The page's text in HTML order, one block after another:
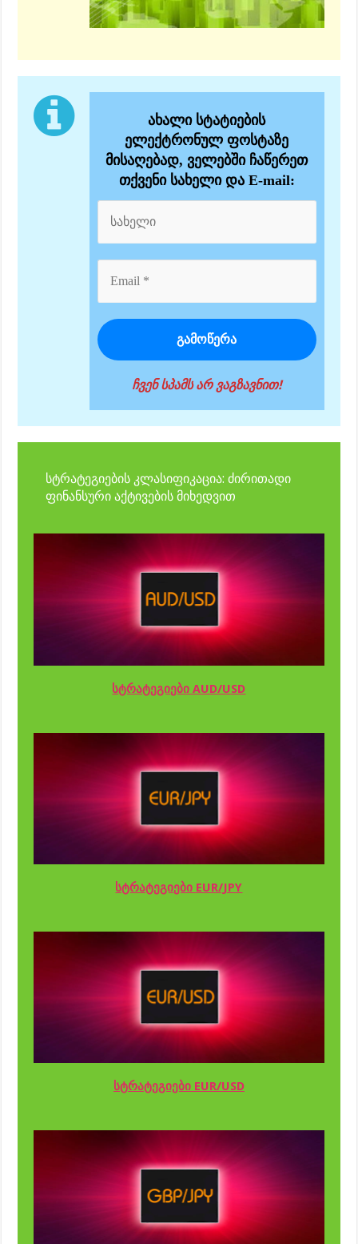
ახალი სტატიების
ელექტრონულ ფოსტაზე
მისაღებად, ველებში ჩაწერეთ
თქვენი სახელი და E-mail:
ჩვენ სპამს არ ვაგზავნით!
სტრატეგიების კლასიფიკაცია: ძირითადი
ფინანსური აქტივების მიხედვით
სტრატეგიები AUD/USD
სტრატეგიები EUR/JPY
სტრატეგიები EUR/USD